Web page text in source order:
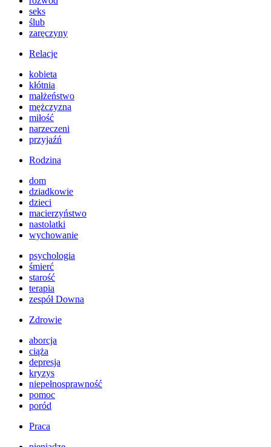
seks
ślub
zaręczyny
Relacje
kobieta
kłótnia
małżeństwo
mężczyzna
miłość
narzeczeni
przyjaźń
Rodzina
dom
dziadkowie
dzieci
macierzyństwo
nastolatki
wychowanie
psychologia
śmierć
starość
terapia
zespół Downa
Zdrowie
aborcja
ciąża
depresja
kryzys
niepełnosprawność
pomoc
poród
Praca